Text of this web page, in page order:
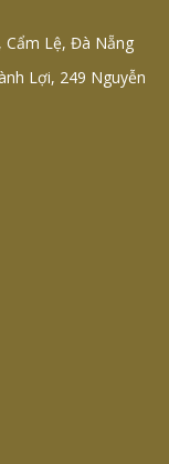
Cẩm Lệ, Đà Nẵng
Lợi, 249 Nguyễn